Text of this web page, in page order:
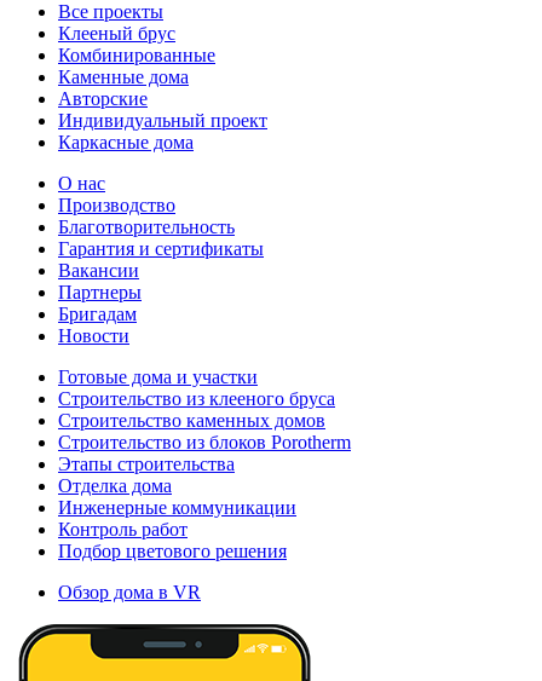
Все проекты
Клееный брус
Комбинированные
Каменные дома
Авторские
Индивидуальный проект
Каркасные дома
О нас
Производство
Благотворительность
Гарантия и сертификаты
Вакансии
Партнеры
Бригадам
Новости
Готовые дома и участки
Строительство из клееного бруса
Строительство каменных домов
Строительство из блоков Porotherm
Этапы строительства
Отделка дома
Инженерные коммуникации
Контроль работ
Подбор цветового решения
Обзор дома в VR